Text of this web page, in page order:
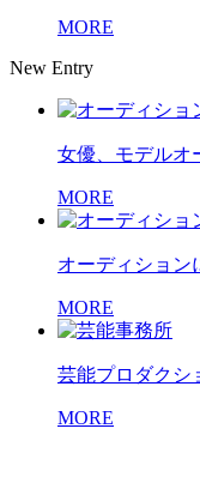
MORE
New Entry
女優、モデルオ
MORE
オーディション
MORE
芸能プロダクシ
MORE